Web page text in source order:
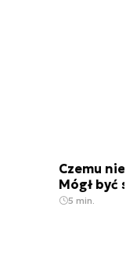
Czemu
Mógł być
5 min.